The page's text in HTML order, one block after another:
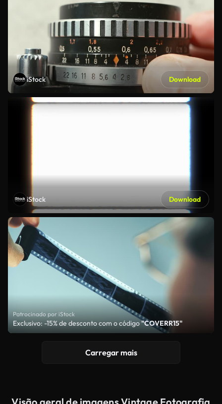
iStock Download
iStock Download
Patrocinado por iStock
Exclusivo: -15% de desconto com o código"COVERR15"
Carregar mais